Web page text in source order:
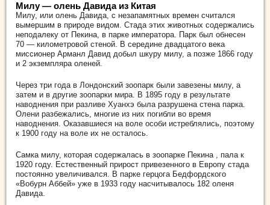
Милу — олень Давида из Китая
Милу, или олень Давида, с незапамятных времен считался
вымершим в природе видом. Стада этих животных содержались
неподалеку от Пекина, в парке императора. Парк был обнесен
70 — километровой стеной. В середине двадцатого века
миссионер Арманл Давид добыл шкуру милу, а позже 1866 году
и 2 экземпляра оленей.
Через три года в Лондонский зоопарк были завезены милу, а
затем и в другие зоопарки мира. В 1895 году в результате
наводнения при разливе Хуанхэ была разрушена стена парка.
Олени разбежались, многие из них погибли во время
наводнения. Оказавшиеся на воле особи истреблялись, поэтому
к 1900 году на воле их не осталось.
Самка милу, которая содержалась в зоопарке Пекина , пала к
1920 году. Естественный прирост привезенного в Европу стада
постоянно увеличивался. В парке герцога Бедфордского
«Вобурн Аббей» уже в 1933 году насчитывалось 182 оленя
Давида.